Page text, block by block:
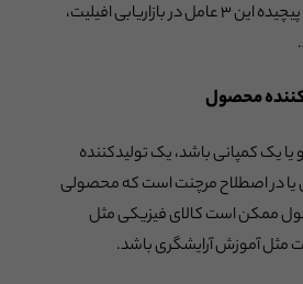
برای پی بردن به رابطه پیچیده این ۳ عامل در بازاریابی افیلیت،
یک کمپانی باشد، یک تولیدکننده
در اصطلاح مرچنت است که محصولی
ممکن است کالای فیزیکی مثل
مثل آموزش آرایشگری باشد.